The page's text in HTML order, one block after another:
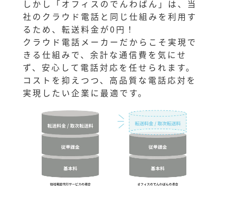
しかし「オフィスのでんわばん」は、当
社のクラウド電話と同じ仕組みを利用す
るため、転送料金が0円！
クラウド電話メーカーだからこそ実現で
きる仕組みで、余計な通信費を気にせ
ず、安心して電話対応を任せられます。
コストを抑えつつ、高品質な電話応対を
実現したい企業に最適です。